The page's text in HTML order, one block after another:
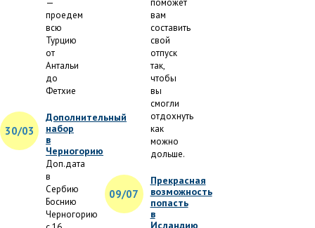
—
проедем
всю
Турцию
от
Антальи
до
Фетхие
30/03
Дополнительный
набор
в
Черногорию
Доп.дата
в
Сербию
Боснию
Черногорию
поможет
вам
составить
свой
отпуск
так,
чтобы
вы
смогли
отдохнуть
как
можно
дольше.
09/07
Прекрасная
возможность
попасть
в
Исландию